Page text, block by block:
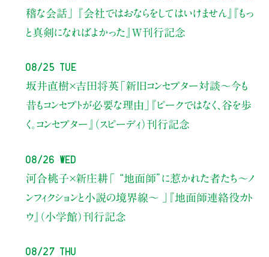
稽な会話」
『会社ではおならをしてはいけません』『もっ
と真剣になればよかった』W刊行記念
08/25 Tue
坂井直樹×吉田将英「新旧コンセプター対談～今も
昔もコンセプトが必要な理由」
『ピークではなく、谷を歩
く。コンセプター』（スピーディ）刊行記念
08/26 Wed
河合桃子×新庄耕「 “地面師”に惹かれた者たち〜ノ
ンフィクションと小説の境界線〜 」
『地面師連絡役カト
ウ』（小学館）刊行記念
08/27 Thu